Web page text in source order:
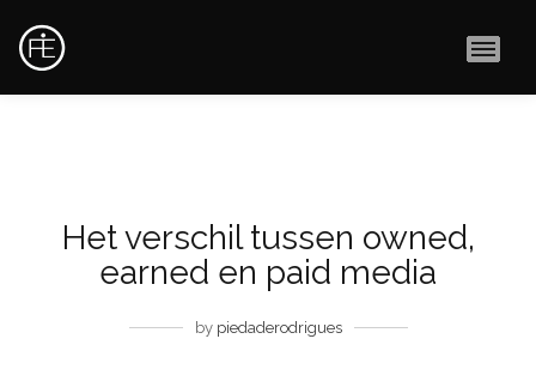
Het verschil tussen owned,
earned en paid media
by piedaderodrigues